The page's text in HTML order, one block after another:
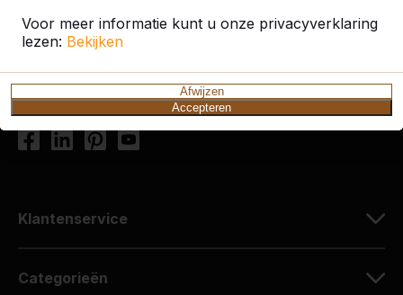
Voor meer informatie kunt u onze privacyverklaring
lezen: Bekijken
Afwijzen
Accepteren
Nederland
+31 (0)497 - 36.08.08
info@HeBlad.com
Klantenservice
Categorieën